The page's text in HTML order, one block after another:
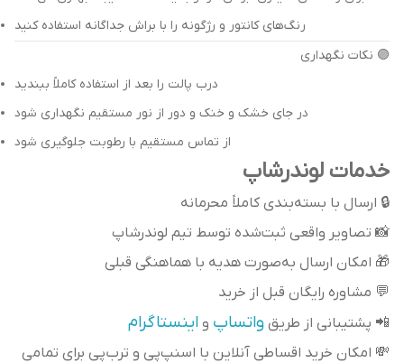
رنگ‌های کانتور و رژگونه را با براش جداگانه استفاده کنید
🟣 نکات نگهداری
درب پالت را بعد از استفاده کاملاً ببندید
در جای خشک و خنک و دور از نور مستقیم نگهداری شود
از تماس مستقیم با رطوبت جلوگیری شود
خدمات لوندرشاپ
🔒 ارسال با بسته‌بندی کاملاً محرمانه
📸 تصاویر واقعی ثبت‌شده توسط تیم لوندرشاپ
🎁 امکان ارسال به‌صورت هدیه با هماهنگی قبلی
💬 مشاوره رایگان قبل از خرید
📲 پشتیبانی از طریق واتساپ و اینستاگرام
💸 امکان خرید اقساطی آنلاین با اسنپ‌پی و ترب‌پی برای تمامی